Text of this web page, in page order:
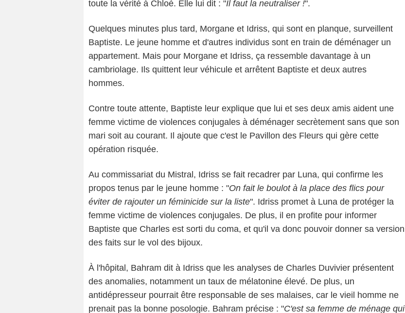
toute la vérité à Chloé. Elle lui dit : "Il faut la neutraliser !".
Quelques minutes plus tard, Morgane et Idriss, qui sont en planque, surveillent
Baptiste. Le jeune homme et d'autres individus sont en train de déménager un
appartement. Mais pour Morgane et Idriss, ça ressemble davantage à un
cambriolage. Ils quittent leur véhicule et arrêtent Baptiste et deux autres
hommes.
Contre toute attente, Baptiste leur explique que lui et ses deux amis aident une
femme victime de violences conjugales à déménager secrètement sans que son
mari soit au courant. Il ajoute que c'est le Pavillon des Fleurs qui gère cette
opération risquée.
Au commissariat du Mistral, Idriss se fait recadrer par Luna, qui confirme les
propos tenus par le jeune homme : "On fait le boulot à la place des flics pour
éviter de rajouter un féminicide sur la liste". Idriss promet à Luna de protéger la
femme victime de violences conjugales. De plus, il en profite pour informer
Baptiste que Charles est sorti du coma, et qu'il va donc pouvoir donner sa version
des faits sur le vol des bijoux.
À l'hôpital, Bahram dit à Idriss que les analyses de Charles Duvivier présentent
des anomalies, notamment un taux de mélatonine élevé. De plus, un
antidépresseur pourrait être responsable de ses malaises, car le vieil homme ne
prenait pas la bonne posologie. Bahram précise : "C'est sa femme de ménage qui